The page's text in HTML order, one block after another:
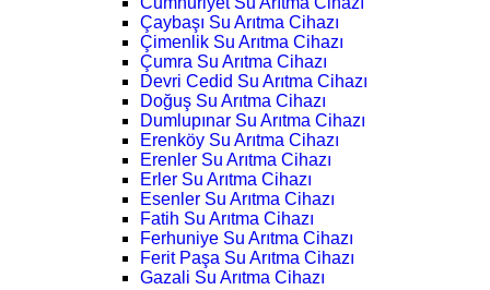
Çaybaşı Su Arıtma Cihazı
Çimenlik Su Arıtma Cihazı
Çumra Su Arıtma Cihazı
Devri Cedid Su Arıtma Cihazı
Doğuş Su Arıtma Cihazı
Dumlupınar Su Arıtma Cihazı
Erenköy Su Arıtma Cihazı
Erenler Su Arıtma Cihazı
Erler Su Arıtma Cihazı
Esenler Su Arıtma Cihazı
Fatih Su Arıtma Cihazı
Ferhuniye Su Arıtma Cihazı
Ferit Paşa Su Arıtma Cihazı
Gazali Su Arıtma Cihazı